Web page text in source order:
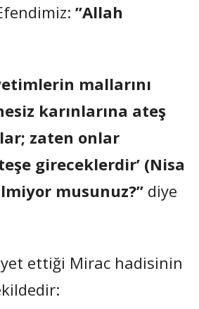
”Allah
mallarını
karınlarına ateş
zaten onlar
gireceklerdir’ (Nisa
musunuz?” diye
ettiği Mirac hadisinin